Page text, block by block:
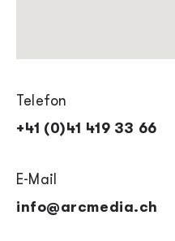
Telefon
+41 (0)41 419 33 66
E-Mail
info@arcmedia.ch